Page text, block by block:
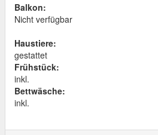
Balkon:
Nicht verfügbar
Haustiere:
gestattet
Frühstück:
inkl.
Bettwäsche:
inkl.